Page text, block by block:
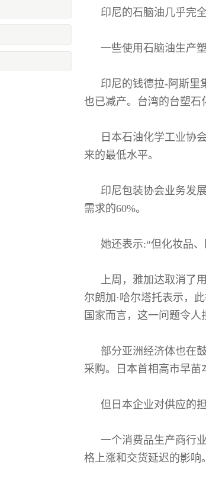
印尼的石脑油几乎完
一些使用石脑油生产
印尼的钱德拉-阿斯里
也已减产。台湾的台塑石
日本石油化学工业协
来的最低水平。
印尼包装协会业务发
需求的60%。
她还表示:“但化妆品
上周，雅加达取消了
尔朗加·哈尔塔托表示，
国家而言，这一问题令人
部分亚洲经济体也在
采购。日本首相高市早苗
但日本企业对供应的
一个消费品生产商行
格上涨和交货延迟的影响。